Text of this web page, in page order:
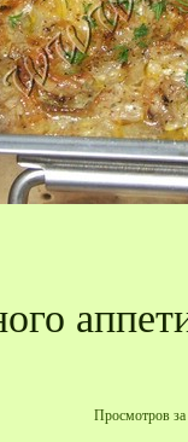
Просмотров за